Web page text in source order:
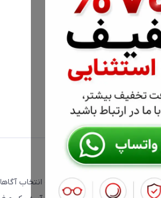
دسترسی سریع
حساب کاربری
مجله فروشگاه
لیست محصولات
درباره ما
است که با هدف کمک به انتخاب